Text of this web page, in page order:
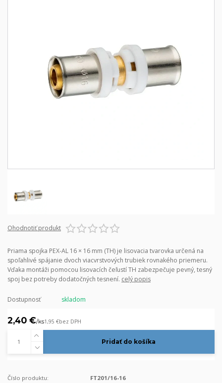
Ohodnotiť produkt
Priama spojka PEX-AL 16 × 16 mm (TH) je lisovacia tvarovka určená na
spoľahlivé spájanie dvoch viacvrstvových trubiek rovnakého priemeru.
Vďaka montáži pomocou lisovacích čeľustí TH zabezpečuje pevný, tesný
spoj bez potreby dodatočných tesnení. celý popis
Dostupnosť skladom
2,40 €/ks1,95 €bez DPH
Pridať do košíka
Číslo produktu:
FT201/16-16